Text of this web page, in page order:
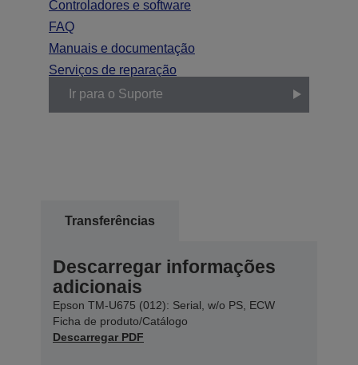
Controladores e software
FAQ
Manuais e documentação
Serviços de reparação
Ir para o Suporte
Transferências
Descarregar informações
adicionais
Epson TM-U675 (012): Serial, w/o PS, ECW
Ficha de produto/Catálogo
Descarregar PDF